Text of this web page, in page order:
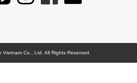
Vietnam Co., Ltd. All Rights Reserved.